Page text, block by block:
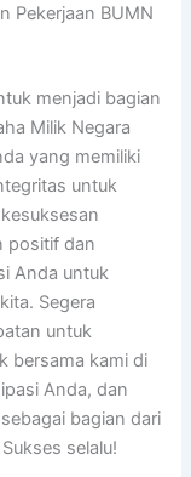
Pekerjaan BUMN
menjadi bagian
Milik Negara
yang memiliki
untuk
positif dan
Anda untuk
Segera
untuk
bersama kami di
Anda, dan
bagian dari
selalu!